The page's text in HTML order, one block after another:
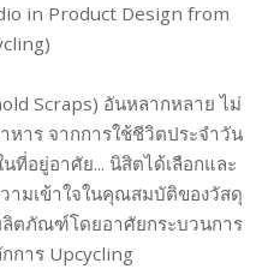
in Product Design from
Scraps) อันหลากหลาย ไม่
าร จากการใช้ชีวิตประจำวัน
ที่อยู่อาศัย... นิสิตได้เลือกและ
ามเข้าใจในคุณสมบัติของวัสดุ
ตภัณฑ์โดยอาศัยกระบวนการ
การ Upcycling